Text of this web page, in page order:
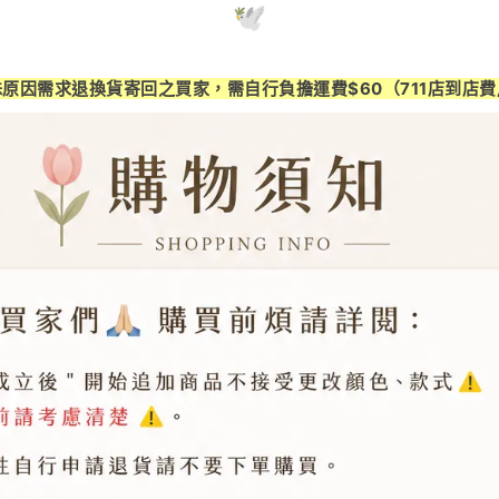
🕊️
因需求退換貨寄回之買家，需自行負擔運費$60（711店到店